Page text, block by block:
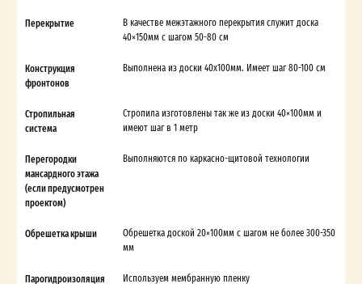
Перекрытие
В качестве межэтажного перекрытия служит доска
40×150мм с шагом 50-80 см
Конструкция
фронтонов
Выполнена из доски 40х100мм. Имеет шаг 80-100 см
Стропильная
система
Стропила изготовлены так же из доски 40×100мм и
имеют шаг в 1 метр
Перегородки
мансардного этажа
(если предусмотрен
проектом)
Выполняются по каркасно-щитовой технологии
Обрешетка крыши
Обрешетка доской 20×100мм с шагом не более 300-350
мм
Парогидроизоляция Используем мембранную пленку